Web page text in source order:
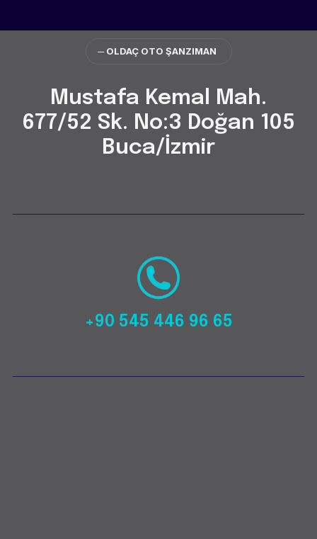
─ OLDAÇ OTO ŞANZIMAN
Mustafa Kemal Mah.
677/52 Sk. No:3 Doğan 105
Buca/İzmir
+90 545 446 96 65